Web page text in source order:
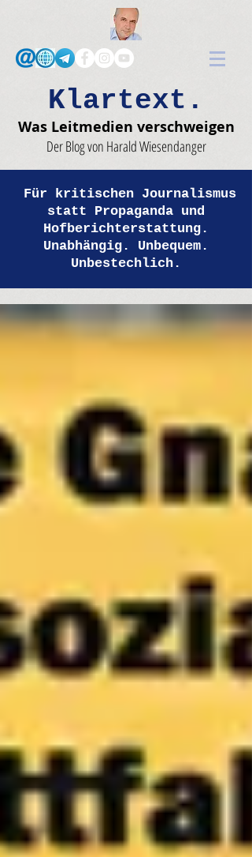
Klartext.
Was Leitmedien verschweigen
Der Blog von Harald Wiesendanger
Für kritischen Journalismus
statt Propaganda und
Hofberichterstattung.
Unabhängig. Unbequem.
Unbestechlich.